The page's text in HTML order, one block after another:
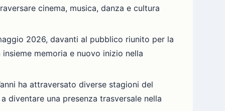
cinema, musica, danza e cultura
2026, davanti al pubblico riunito per la
memoria e nuovo inizio nella
ha attraversato diverse stagioni del
diventare una presenza trasversale nella